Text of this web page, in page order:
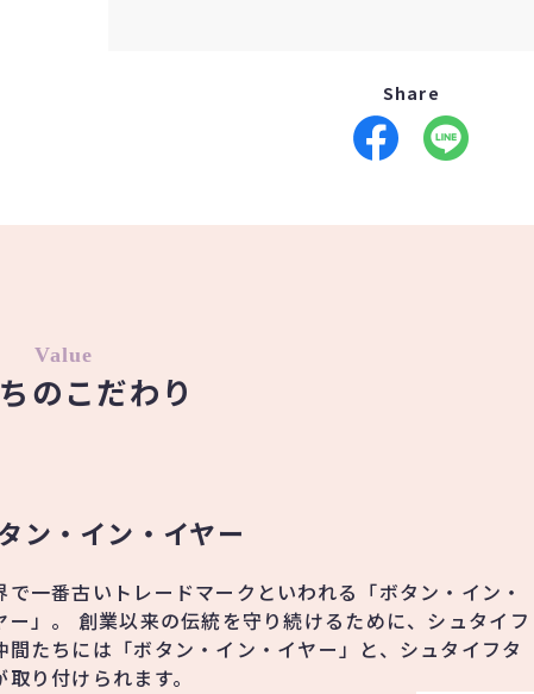
Share
Value
のこだわり
ン・イン・イヤー
で一番古いトレードマークといわれる「ボタン・イン・
ー」。 創業以来の伝統を守り続けるために、シュタイフ
間たちには「ボタン・イン・イヤー」と、シュタイフタ
取り付けられます。